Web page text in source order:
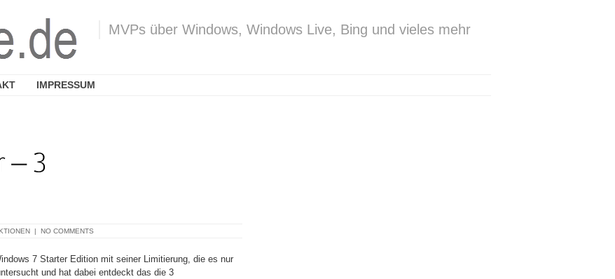
MVPs über Windows, Windows Live, Bing und vieles mehr
IMPRESSUM
| NO COMMENTS
7 Starter Edition mit seiner Limitierung, die es nur
und hat dabei entdeckt das die 3